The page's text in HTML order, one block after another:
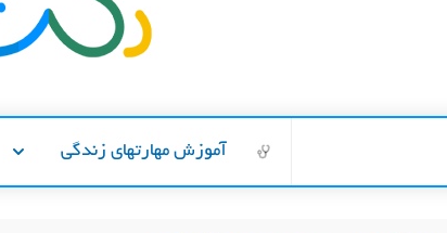
آموزش مهارتهای زندگی